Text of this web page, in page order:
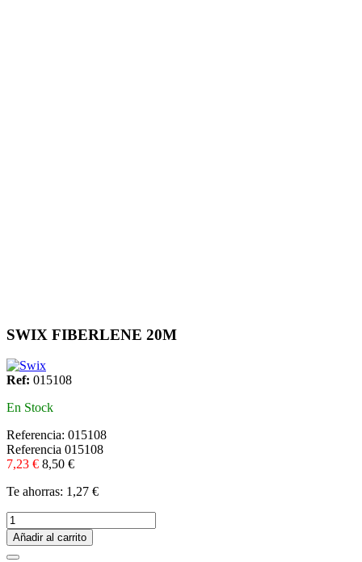
SWIX FIBERLENE 20M
Ref: 015108
En Stock
Referencia: 015108
Referencia 015108
7,23 € 8,50 €
Te ahorras: 1,27 €
Añadir al carrito